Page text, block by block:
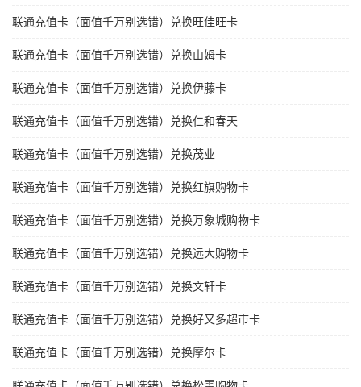
联通充值卡（面值千万别选错）兑换旺佳旺卡
联通充值卡（面值千万别选错）兑换山姆卡
联通充值卡（面值千万别选错）兑换伊藤卡
联通充值卡（面值千万别选错）兑换仁和春天
联通充值卡（面值千万别选错）兑换茂业
联通充值卡（面值千万别选错）兑换红旗购物卡
联通充值卡（面值千万别选错）兑换万象城购物卡
联通充值卡（面值千万别选错）兑换远大购物卡
联通充值卡（面值千万别选错）兑换文轩卡
联通充值卡（面值千万别选错）兑换好又多超市卡
联通充值卡（面值千万别选错）兑换摩尔卡